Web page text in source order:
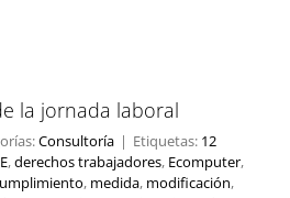
la jornada laboral
Consultoría | Etiquetas: 12
,derechos trabajadores, Ecomputer,
, medida, modificación,